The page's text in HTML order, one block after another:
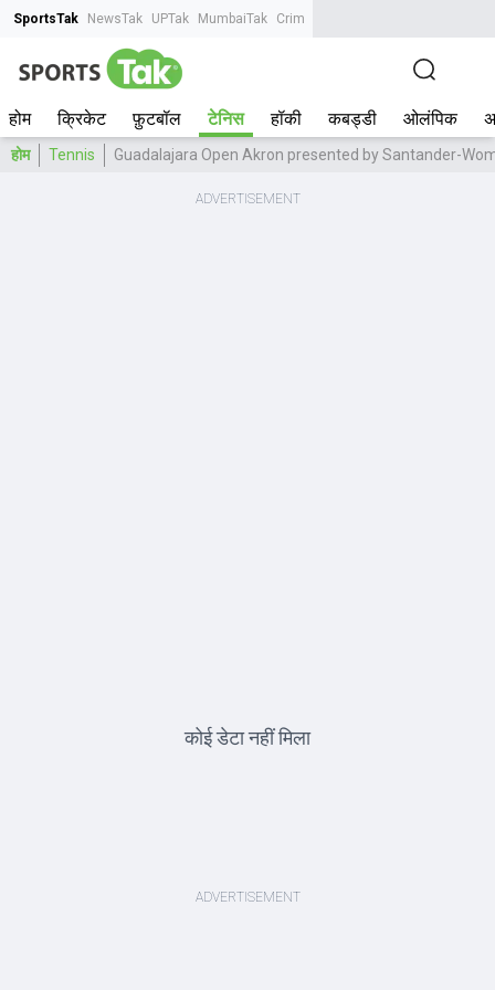
SportsTak NewsTak UPTak MumbaiTak CrimeTak
होम क्रिकेट फ़ुटबॉल टेनिस हॉकी कबड्डी ओलंपिक
होम Tennis Guadalajara Open Akron presented by Santander-
कोई डेटा नहीं मिला